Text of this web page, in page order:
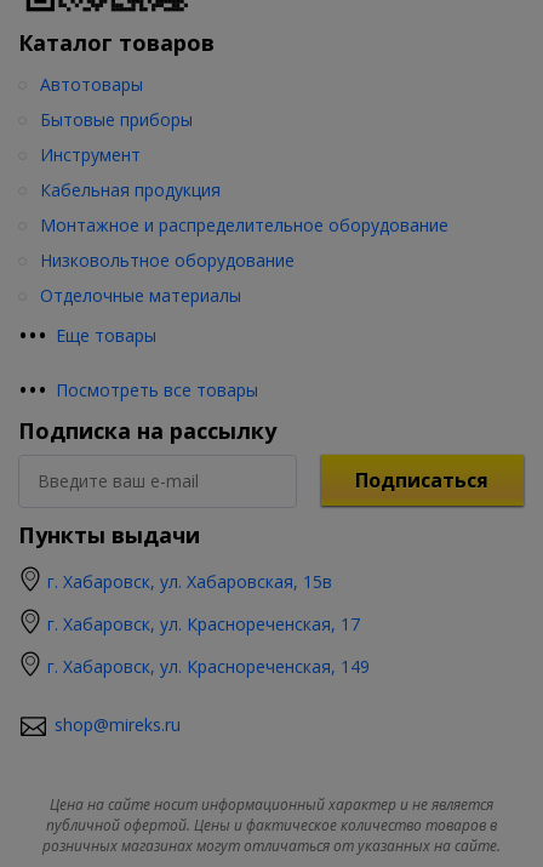
Каталог товаров
••• Еще товары
Автотовары
Бытовые приборы
Инструмент
Кабельная продукция
Монтажное и распределительное оборудование
Низковольтное оборудование
Отделочные материалы
••• Посмотреть все товары
Подписка на рассылку
Подписаться
Пункты выдачи
г. Хабаровск, ул. Хабаровская, 15в
г. Хабаровск, ул. Краснореченская, 17
г. Хабаровск, ул. Краснореченская, 149
shop@mireks.ru
Цена на сайте носит информационный характер и не является
публичной офертой. Цены и фактическое количество товаров в
розничных магазинах могут отличаться от указанных на сайте.